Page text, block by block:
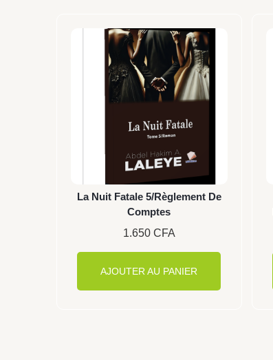
La Nuit Fatale 5/Règlement De
Comptes
1.650 CFA
AJOUTER AU PANIER